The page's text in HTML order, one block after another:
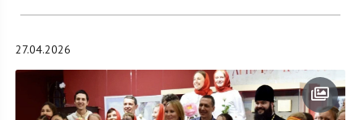
27.04.2026